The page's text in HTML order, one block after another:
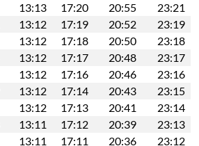
13:13 17:20 20:55
23:21
13:12 17:19 20:52
23:19
13:12 17:18 20:50
23:18
13:12 17:17 20:48
23:17
13:12 17:16 20:46
23:16
13:12 17:14 20:43
23:15
13:12 17:13 20:41
23:14
13:11 17:12 20:39
23:13
13:11 17:11 20:36
23:12